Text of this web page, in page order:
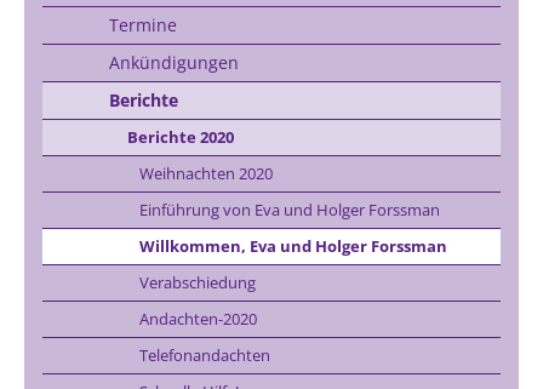
Termine
Ankündigungen
Berichte
Berichte 2020
Weihnachten 2020
Einführung von Eva und Holger Forssman
Willkommen, Eva und Holger Forssman
Verabschiedung
Andachten-2020
Telefonandachten